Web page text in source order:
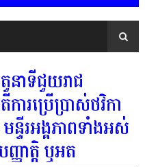
តួនាទីជួយរាជ
ារប្រើប្រាស់ថវិកា
ទីរអង្គភាពទាំងអស់
ញាត្តិ ឬអត